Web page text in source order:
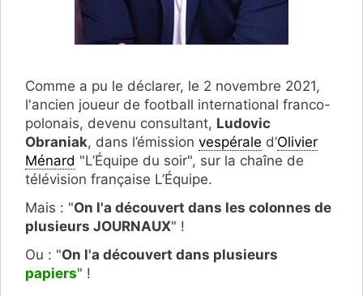
Comme a pu le déclarer, le 2 novembre 2021,
l'ancien joueur de football international franco-
polonais, devenu consultant, Ludovic
Obraniak, dans l’émission vespérale d’Olivier
Ménard "L’Équipe du soir", sur la chaîne de
télévision française L’Équipe.
Mais : "On l'a découvert dans les colonnes de
plusieurs JOURNAUX" !
Ou : "On l'a découvert dans plusieurs
papiers" !